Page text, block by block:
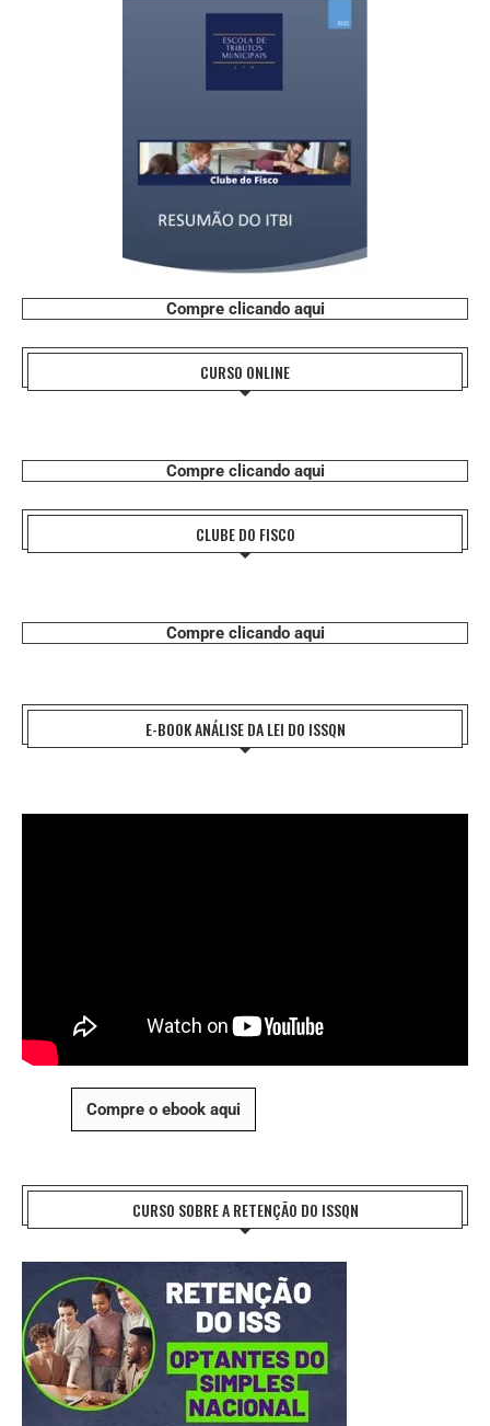
Compre clicando aqui
CURSO ONLINE
Compre clicando aqui
CLUBE DO FISCO
Compre clicando aqui
E-BOOK ANÁLISE DA LEI DO ISSQN
Compre o ebook aqui
CURSO SOBRE A RETENÇÃO DO ISSQN